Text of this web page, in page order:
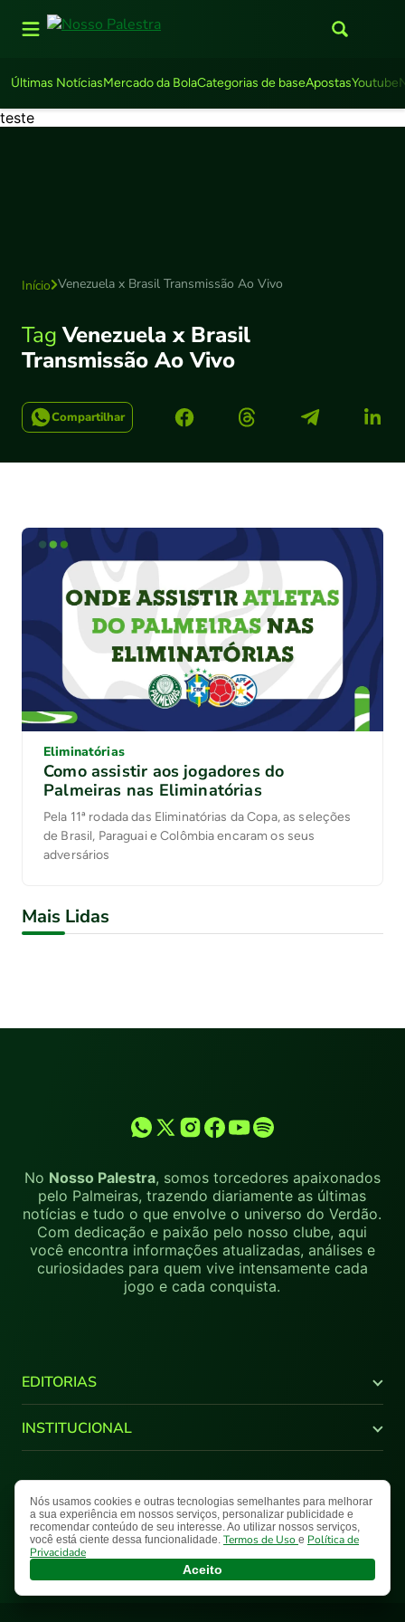
Últimas NotíciasMercado da BolaCategorias de baseApostasYoutube
teste
Início Venezuela x Brasil Transmissão Ao Vivo
TagVenezuela x Brasil
Transmissão Ao Vivo
Compartilhar
Eliminatórias
Como assistir aos jogadores do
Palmeiras nas Eliminatórias
Pela 11ª rodada das Eliminatórias da Copa, as seleções
de Brasil, Paraguai e Colômbia encaram os seus
adversários
Mais Lidas
No Nosso Palestra, somos torcedores apaixonados
pelo Palmeiras, trazendo diariamente as últimas
notícias e tudo o que envolve o universo do Verdão.
Com dedicação e paixão pelo nosso clube, aqui
você encontra informações atualizadas, análises e
curiosidades para quem vive intensamente cada
jogo e cada conquista.
EDITORIAS
Últimas Notícias
Brasileirão
Libertadores
Supercopa do Brasil
Paulistão
NPlay
Galeria
Entrevista
INSTITUCIONAL
Quem Somos
Comercial
Fale Conosco
Nosso Palestra © 2026 Todos os direitos reservados.
Termos de UsoPolítica de PrivacidadeMapa do Site
Nós usamos cookies e outras tecnologias semelhantes para melhorar
a sua experiência em nossos serviços, personalizar publicidade e
recomendar conteúdo de seu interesse. Ao utilizar nossos serviços,
você está ciente dessa funcionalidade. Termos de Uso e Política de
Privacidade
Aceito